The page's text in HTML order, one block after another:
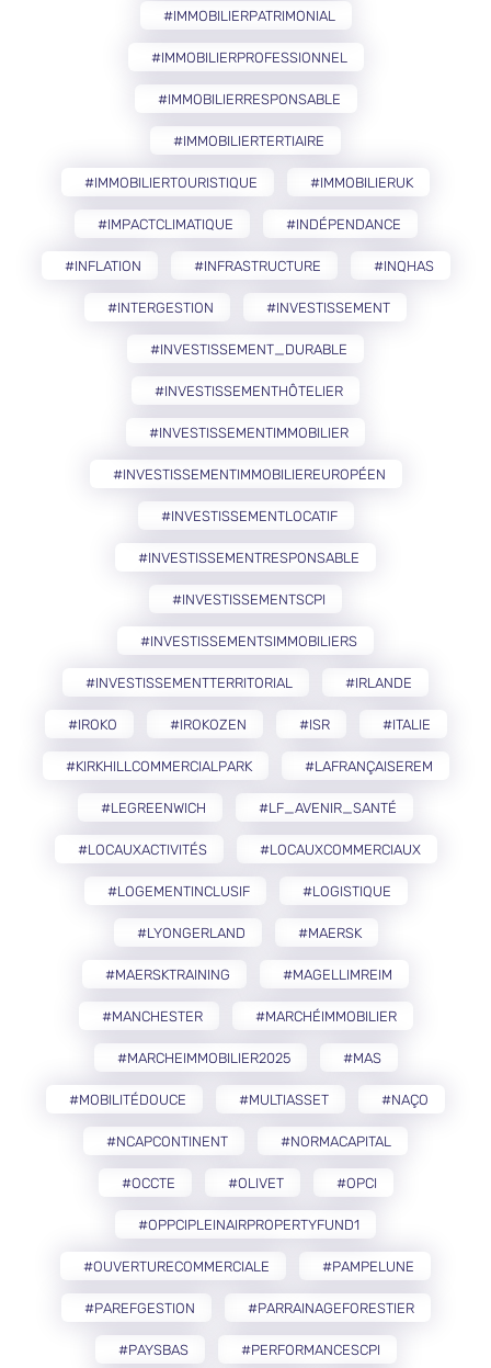
#IMMOBILIERPATRIMONIAL
#IMMOBILIERPROFESSIONNEL
#IMMOBILIERRESPONSABLE
#IMMOBILIERTERTIAIRE
#IMMOBILIERTOURISTIQUE #IMMOBILIERUK
#IMPACTCLIMATIQUE #INDÉPENDANCE
#INFLATION #INFRASTRUCTURE #INQHAS
#INTERGESTION #INVESTISSEMENT
#INVESTISSEMENT_DURABLE
#INVESTISSEMENTHÔTELIER
#INVESTISSEMENTIMMOBILIER
#INVESTISSEMENTIMMOBILIEREUROPÉEN
#INVESTISSEMENTLOCATIF
#INVESTISSEMENTRESPONSABLE
#INVESTISSEMENTSCPI
#INVESTISSEMENTSIMMOBILIERS
#INVESTISSEMENTTERRITORIAL #IRLANDE
#IROKO #IROKOZEN #ISR #ITALIE
#KIRKHILLCOMMERCIALPARK #LAFRANÇAISEREM
#LEGREENWICH #LF_AVENIR_SANTÉ
#LOCAUXACTIVITÉS #LOCAUXCOMMERCIAUX
#LOGEMENTINCLUSIF #LOGISTIQUE
#LYONGERLAND #MAERSK
#MAERSKTRAINING #MAGELLIMREIM
#MANCHESTER #MARCHÉIMMOBILIER
#MARCHEIMMOBILIER2025 #MAS
#MOBILITÉDOUCE #MULTIASSET #NAÇO
#NCAPCONTINENT #NORMACAPITAL
#OCCTE #OLIVET #OPCI
#OPPCIPLEINAIRPROPERTYFUND1
#OUVERTURECOMMERCIALE #PAMPELUNE
#PAREFGESTION #PARRAINAGEFORESTIER
#PAYSBAS #PERFORMANCESCPI